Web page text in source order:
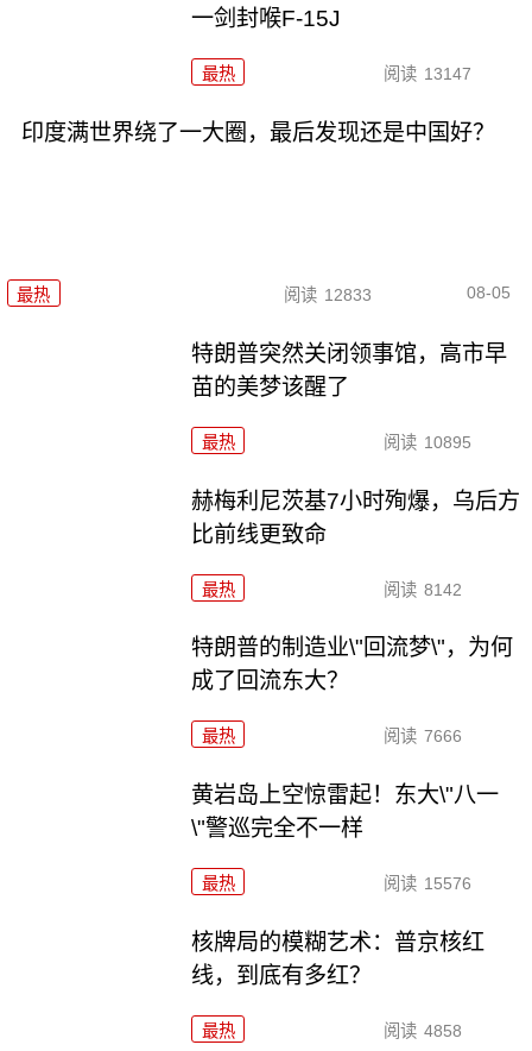
一剑封喉F-15J
最热 阅读 13147
印度满世界绕了一大圈，最后发现还是中国好？
最热 阅读 12833 08-05
特朗普突然关闭领事馆，高市早
苗的美梦该醒了
最热 阅读 10895
赫梅利尼茨基7小时殉爆，乌后方
比前线更致命
最热 阅读 8142
特朗普的制造业\"回流梦\"，为何
成了回流东大？
最热 阅读 7666
黄岩岛上空惊雷起！东大\"八一
\"警巡完全不一样
最热 阅读 15576
核牌局的模糊艺术：普京核红
线，到底有多红？
最热 阅读 4858